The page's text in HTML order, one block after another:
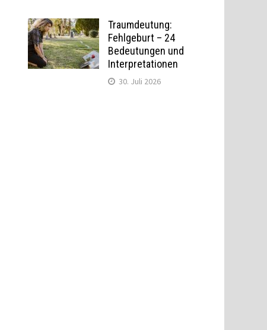
Traumdeutung:
Fehlgeburt – 24
Bedeutungen und
Interpretationen
30. Juli 2026